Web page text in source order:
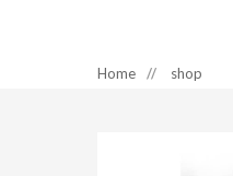
Home // shop